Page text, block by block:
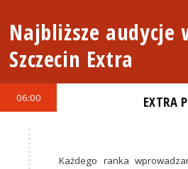
Najbliższe audycje
Szczecin Extra
06:00 EXTRA
Każdego ranka